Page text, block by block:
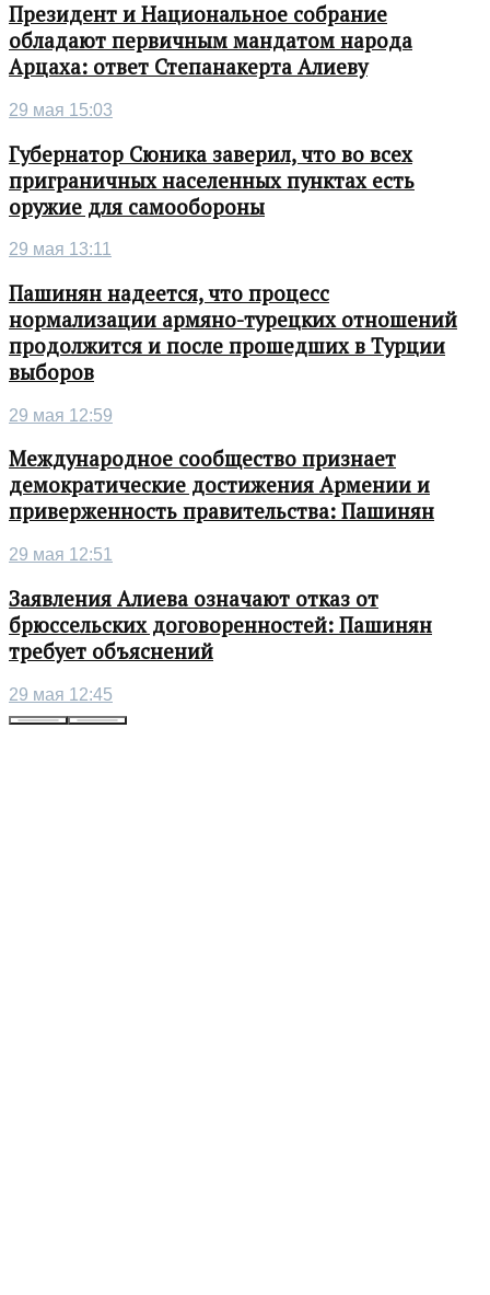
Президент и Национальное собрание
обладают первичным мандатом народа
Арцаха: ответ Степанакерта Алиеву
29 мая 15:03
Губернатор Сюника заверил, что во всех
приграничных населенных пунктах есть
оружие для самообороны
29 мая 13:11
Пашинян надеется, что процесс
нормализации армяно-турецких отношений
продолжится и после прошедших в Турции
выборов
29 мая 12:59
Международное сообщество признает
демократические достижения Армении и
приверженность правительства: Пашинян
29 мая 12:51
Заявления Алиева означают отказ от
брюссельских договоренностей: Пашинян
требует объяснений
29 мая 12:45